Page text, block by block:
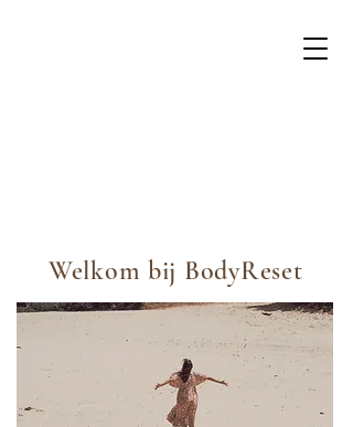
Welkom bij BodyReset